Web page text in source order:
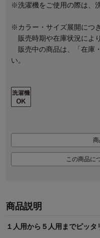
※洗濯機をご使用の際は、
※カラー・サイズ展開につ
販売時期や在庫状況によ
販売中の商品は、「在庫
い。
商
この商品に
商品説明
１人用から５人用までピッタ